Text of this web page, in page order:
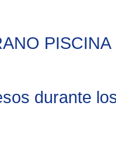
durante